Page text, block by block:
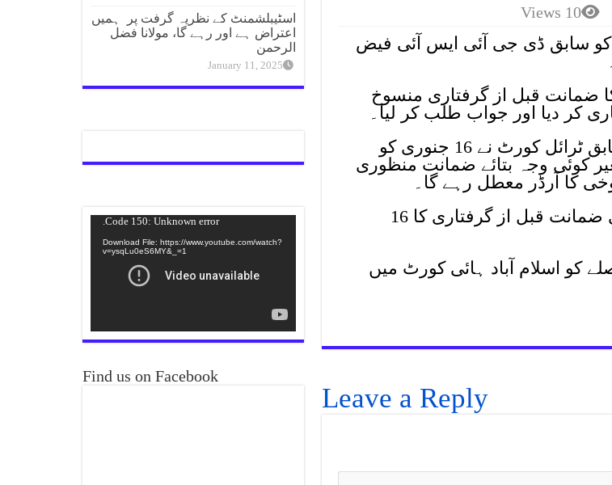
10 Views
کو سابق ڈی جی آئی ایس آئی فیض
ضمانت قبل از گرفتاری منسوخ
کر دیا اور جواب طلب کر لیا۔
حکم نامے میں کہا گیا ہے کہ پٹیشنر کے وکیل کے مطابق ٹرائل کورٹ نے 16 جنوری کو
کوئی وجہ بتائے ضمانت منظوری
کا آرڈر معطل رہے گا۔
واضح رہے کہ اسپیشل جج سینٹرل نے نجف حمید کی ضمانت قبل از گرفتاری کا 16
کے 24 جنوری کے فیصلے کو اسلام آباد ہائی کورٹ میں
Leave a Reply
اسٹیبلشمنٹ کے نظریہ گرفت پر ہمیں
اعتراض ہے اور رہے گا، مولانا فضل
الرحمن
January 11, 2025
Code 150: Unknown error.
Download File: https://www.youtube.com/watch?
v=ysqLu0eS6MY&_=1
Find us on Facebook